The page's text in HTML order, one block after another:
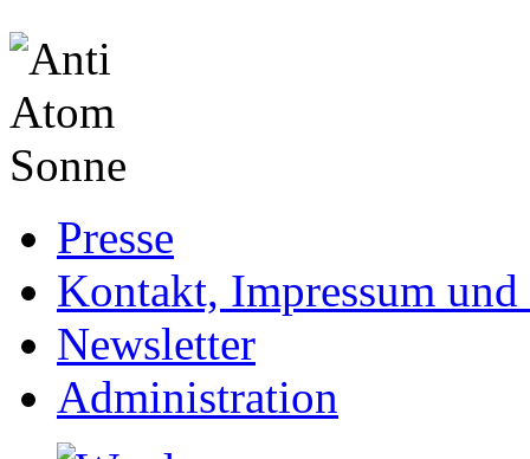
Presse
Kontakt, Impressum
Newsletter
Administration